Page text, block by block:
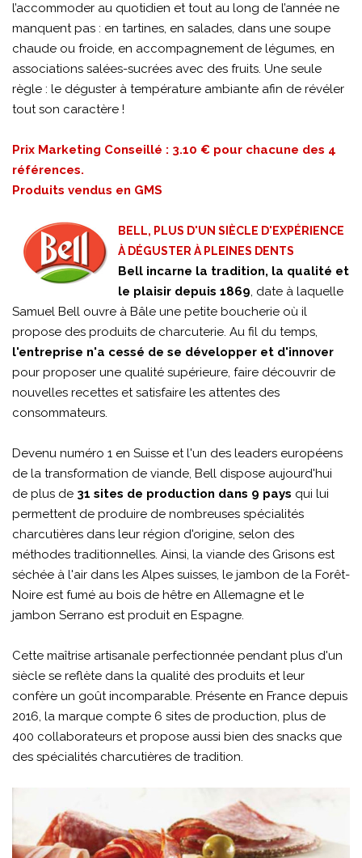
l’accommoder au quotidien et tout au long de l’année ne
manquent pas : en tartines, en salades, dans une soupe
chaude ou froide, en accompagnement de légumes, en
associations salées-sucrées avec des fruits. Une seule
règle : le déguster à température ambiante afin de révéler
tout son caractère !
Prix Marketing Conseillé : 3.10 € pour chacune des 4
références.
Produits vendus en GMS
BELL, PLUS D'UN SIÈCLE D'EXPÉRIENCE
À DÉGUSTER À PLEINES DENTS
Bell incarne la tradition, la qualité et
le plaisir depuis 1869, date à laquelle
Samuel Bell ouvre à Bâle une petite boucherie où il
propose des produits de charcuterie. Au fil du temps,
l'entreprise n'a cessé de se développer et d'innover
pour proposer une qualité supérieure, faire découvrir de
nouvelles recettes et satisfaire les attentes des
consommateurs.
Devenu numéro 1 en Suisse et l'un des leaders européens
de la transformation de viande, Bell dispose aujourd'hui
de plus de 31 sites de production dans 9 pays qui lui
permettent de produire de nombreuses spécialités
charcutières dans leur région d'origine, selon des
méthodes traditionnelles. Ainsi, la viande des Grisons est
séchée à l'air dans les Alpes suisses, le jambon de la Forêt-
Noire est fumé au bois de hêtre en Allemagne et le
jambon Serrano est produit en Espagne.
Cette maîtrise artisanale perfectionnée pendant plus d'un
siècle se reflète dans la qualité des produits et leur
confère un goût incomparable. Présente en France depuis
2016, la marque compte 6 sites de production, plus de
400 collaborateurs et propose aussi bien des snacks que
des spécialités charcutières de tradition.